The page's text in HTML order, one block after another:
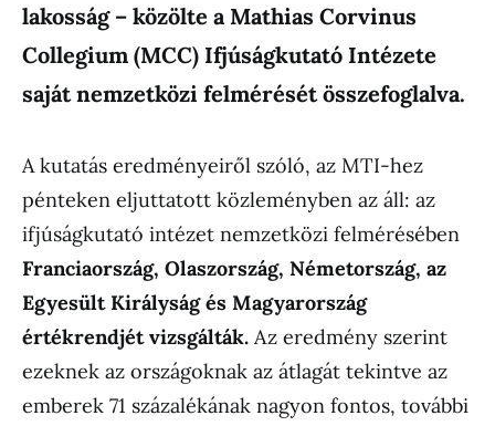
lakosság – közölte a Mathias Corvinus
Collegium (MCC) Ifjúságkutató Intézete
saját nemzetközi felmérését összefoglalva.
A kutatás eredményeiről szóló, az MTI-hez
pénteken eljuttatott közleményben az áll: az
ifjúságkutató intézet nemzetközi felmérésében
Franciaország, Olaszország, Németország, az
Egyesült Királyság és Magyarország
értékrendjét vizsgálták. Az eredmény szerint
ezeknek az országoknak az átlagát tekintve az
emberek 71 százalékának nagyon fontos, további